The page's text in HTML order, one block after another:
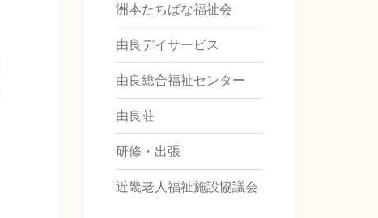
洲本たちばな福祉会
由良デイサービス
由良総合福祉センター
由良荘
研修・出張
近畿老人福祉施設協議会